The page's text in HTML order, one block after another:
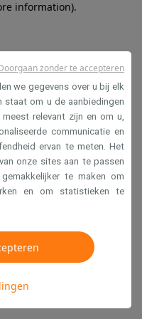
information).
we gegevens over u bij elk
staat om u de aanbiedingen
relevant zijn en om u,
communicatie en
ervan te meten. Het
onze sites aan te passen
te maken om
en om statistieken te
zonder te accepteren